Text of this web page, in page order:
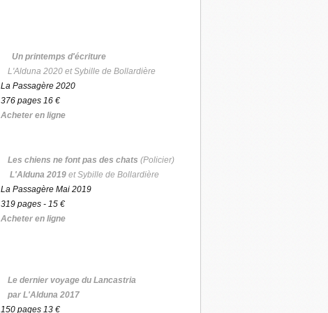
Un printemps d'écriture
L'Alduna 2020 et Sybille de Bollardière
La Passagère 2020
376 pages 16 €
Acheter en ligne
Les chiens ne font pas des chats (Policier)
L'Alduna 2019 et Sybille de Bollardière
La Passagère Mai 2019
319 pages - 15 €
Acheter en ligne
Le dernier voyage du Lancastria
par L'Alduna 2017
150 pages 13 €